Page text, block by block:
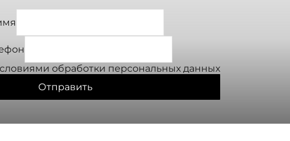
обработки персональных данных
Отправить